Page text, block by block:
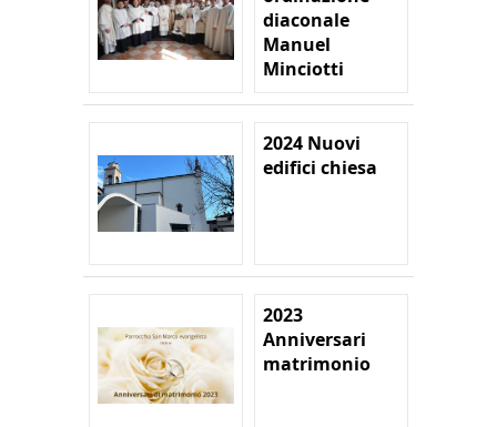
diaconale
Manuel
Minciotti
2024 Nuovi
edifici chiesa
2023
Anniversari
matrimonio